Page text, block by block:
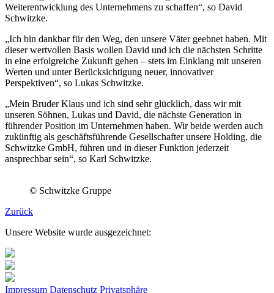
Weiterentwicklung des Unternehmens zu schaffen“, so David
Schwitzke.
„Ich bin dankbar für den Weg, den unsere Väter geebnet haben. Mit
dieser wertvollen Basis wollen David und ich die nächsten Schritte
in eine erfolgreiche Zukunft gehen – stets im Einklang mit unseren
Werten und unter Berücksichtigung neuer, innovativer
Perspektiven“, so Lukas Schwitzke.
„Mein Bruder Klaus und ich sind sehr glücklich, dass wir mit
unseren Söhnen, Lukas und David, die nächste Generation in
führender Position im Unternehmen haben. Wir beide werden auch
zukünftig als geschäftsführende Gesellschafter unsere Holding, die
Schwitzke GmbH, führen und in dieser Funktion jederzeit
ansprechbar sein“, so Karl Schwitzke.
© Schwitzke Gruppe
Zurück
Unsere Website wurde ausgezeichnet:
Impressum Datenschutz Privatsphäre